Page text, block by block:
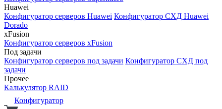
Huawei
Конфигуратор серверов Huawei Конфигуратор СХД Huawei
Dorado
xFusion
Конфигуратор серверов xFusion
Под задачи
Конфигуратор серверов под задачи Конфигуратор СХД под
задачи
Прочее
Калькулятор RAID
Конфигуратор